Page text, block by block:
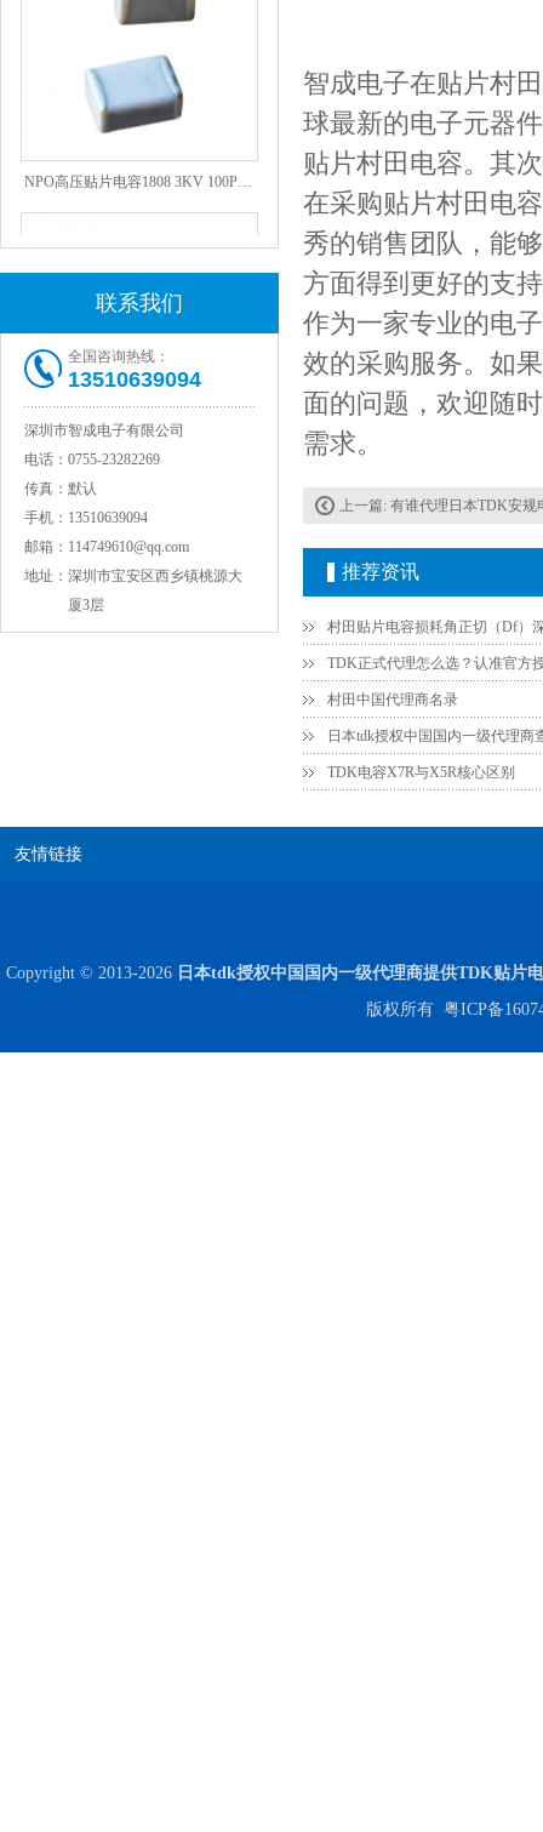
联系我们
全国咨询热线：
13510639094
深圳市智成电子有限公司
电话： 0755-23282269
传真： 默认
手机： 13510639094
邮箱： 114749610@qq.com
地址： 深圳市宝安区西乡镇桃源大
厦3层
智成电子在贴片村
球最新的电子元器
贴片村田电容。其
在采购贴片村田电
秀的销售团队，能
方面得到更好的支
作为一家专业的电
效的采购服务。如
面的问题，欢迎随
需求。
上一篇: 有谁代理日本TDK安规
推荐资讯
村田中国代理商名录
日本tdk授权中国国内一级代理商
TDK电容X7R与X5R核心区别
友情链接
Copyright © 2013-2026 日本tdk授权中国国内一级代理商提供TDK贴片
版权所有 粤ICP备